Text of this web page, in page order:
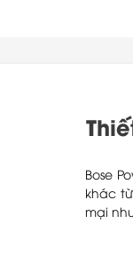
Bose
khác
mại